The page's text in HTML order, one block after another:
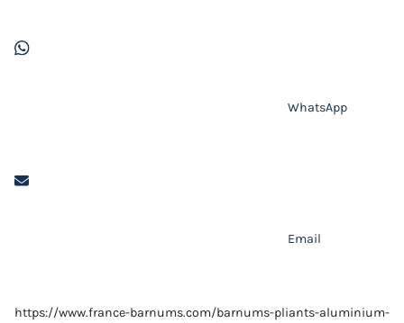
WhatsApp
Email
https://www.france-barnums.com/barnums-pliants-aluminium-